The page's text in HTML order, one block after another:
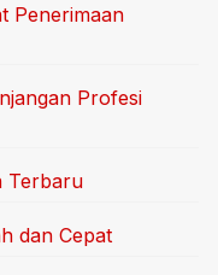
Penerimaan
Profesi
Terbaru
dan Cepat